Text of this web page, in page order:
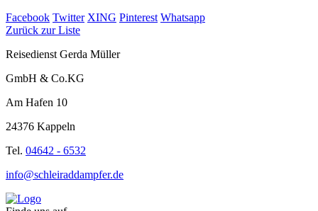
Facebook Twitter XING Pinterest Whatsapp
Zurück zur Liste
Reisedienst Gerda Müller
GmbH & Co.KG
Am Hafen 10
24376 Kappeln
Tel. 04642 - 6532
info@schleiraddampfer.de